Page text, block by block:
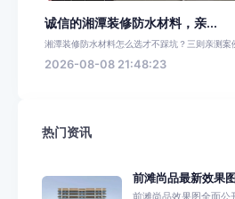
诚信的湘潭装修防水材料，亲...
湘潭装修防水材料怎么选才不踩坑？三则亲测
2026-08-08 21:48:23
热门资讯
前滩尚品最新效果
前滩尚品效果图全面公